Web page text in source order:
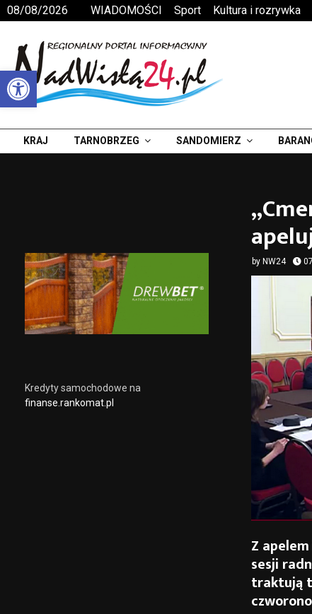
Otwórz pasek narzędzi
08/08/2026 WIADOMOŚCI Sport Kultura i rozrywka
KRAJ TARNOBRZEG SANDOMIERZ
by NW24
Z
sesji
traktują
Kredyty samochodowe na
finanse.rankomat.pl